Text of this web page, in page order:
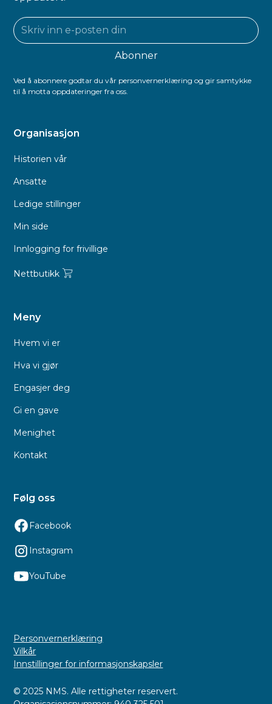
Ved å abonnere godtar du vår personvernerklæring og gir samtykke
til å motta oppdateringer fra oss.
Organisasjon
Historien vår
Ansatte
Ledige stillinger
Min side
Innlogging for frivillige
Nettbutikk
Meny
Hvem vi er
Hva vi gjør
Engasjer deg
Gi en gave
Menighet
Kontakt
Følg oss
Facebook
Instagram
YouTube
© 2025 NMS. Alle rettigheter reservert.
Personvernerklæring
Vilkår
Innstillinger for informasjonskapsler